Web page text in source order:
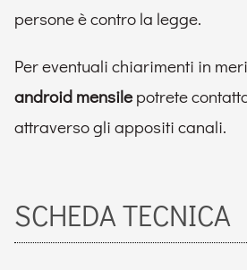
persone è contro la legge.
Per eventuali chiarimenti in
android mensilepotrete
attraverso gli appositi canali.
SCHEDA TECNICA